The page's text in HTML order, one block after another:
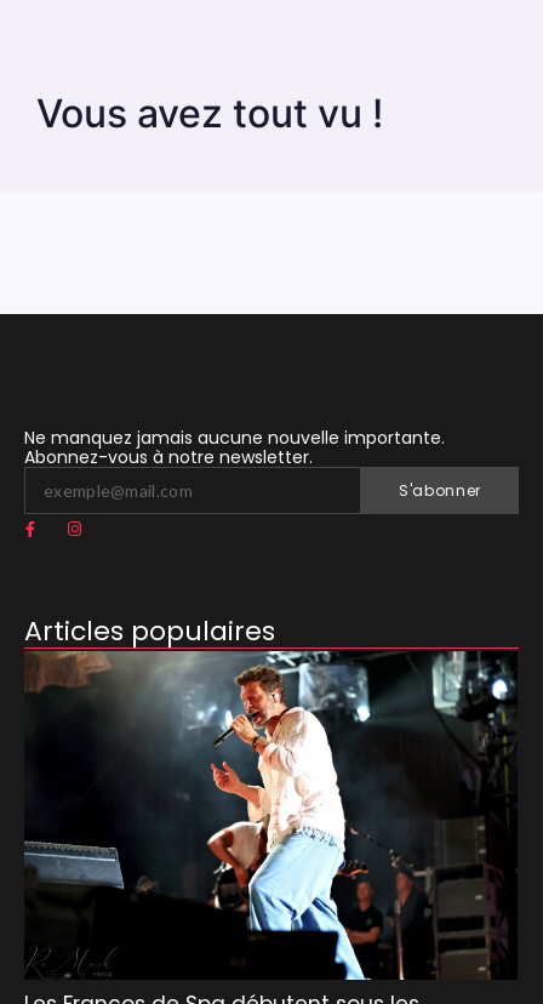
Vous avez tout vu !
Ne manquez jamais aucune nouvelle importante.
Abonnez-vous à notre newsletter.
S'abonner
Articles populaires